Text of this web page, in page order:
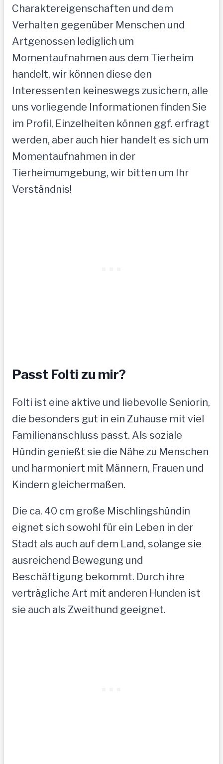
Charaktereigenschaften und dem
Verhalten gegenüber Menschen und
Artgenossen lediglich um
Momentaufnahmen aus dem Tierheim
handelt, wir können diese den
Interessenten keineswegs zusichern, alle
uns vorliegende Informationen finden Sie
im Profil, Einzelheiten können ggf. erfragt
werden, aber auch hier handelt es sich um
Momentaufnahmen in der
Tierheimumgebung, wir bitten um Ihr
Verständnis!
Passt Folti zu mir?
Folti ist eine aktive und liebevolle Seniorin,
die besonders gut in ein Zuhause mit viel
Familienanschluss passt. Als soziale
Hündin genießt sie die Nähe zu Menschen
und harmoniert mit Männern, Frauen und
Kindern gleichermaßen.
Die ca. 40 cm große Mischlingshündin
eignet sich sowohl für ein Leben in der
Stadt als auch auf dem Land, solange sie
ausreichend Bewegung und
Beschäftigung bekommt. Durch ihre
verträgliche Art mit anderen Hunden ist
sie auch als Zweithund geeignet.